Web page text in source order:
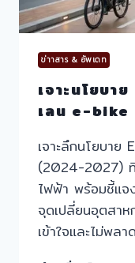
ข่าาสาร & อัพเดท
เจาะนโยบา
เลน e-bike
เจาะลึกนโยบา
(2024-2027) ที่
ไฟฟ้า พร้อมชี้แจ
จุดเปลี่ยนอุตสา
เข้าใจและไม่พล